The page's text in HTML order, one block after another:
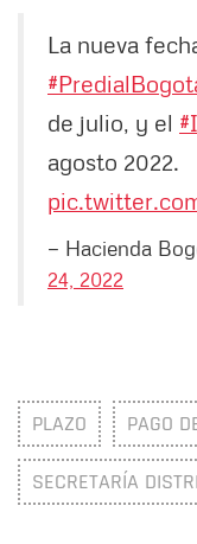
La nueva
de julio, y el
agosto 2022.
— Hacienda
24, 2022
PLAZO PAGO
SECRETARÍA